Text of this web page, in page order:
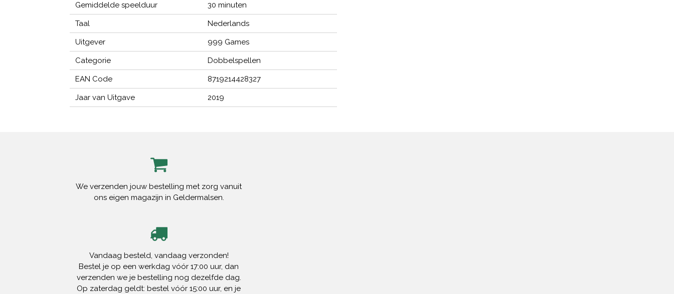
Gemiddelde speelduur 30 minuten
Taal Nederlands
Uitgever 999 Games
Categorie Dobbelspellen
EAN Code 8719214428327
Jaar van Uitgave 2019
We verzenden jouw bestelling met zorg vanuit
ons eigen magazijn in Geldermalsen.
Vandaag besteld, vandaag verzonden!
Bestel je op een werkdag vóór 17:00 uur, dan
verzenden we je bestelling nog dezelfde dag.
Op zaterdag geldt: bestel vóór 15:00 uur, en je